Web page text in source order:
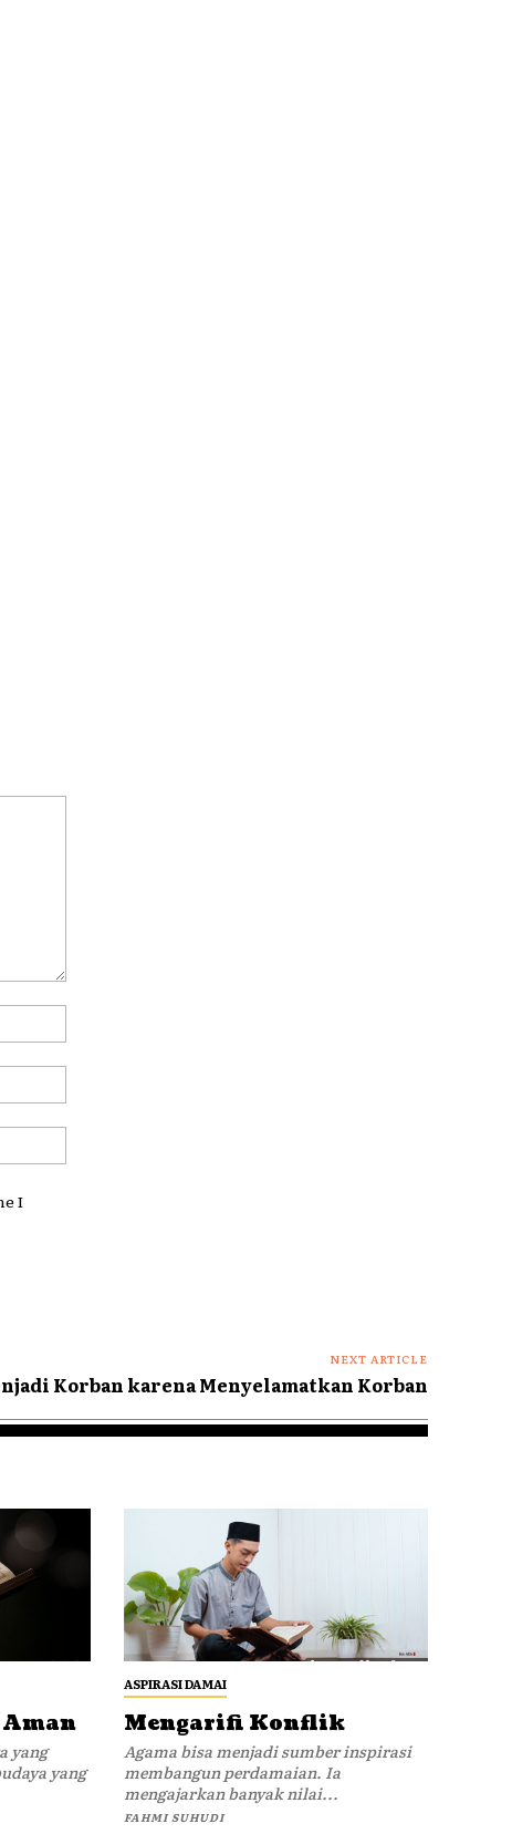
I
NEXT ARTICLE
Korban karena Menyelamatkan Korban
Aman
yang
yang
ASPIRASI DAMAI
Mengarifi Konflik
Agama bisa menjadi sumber inspirasi
membangun perdamaian. Ia
mengajarkan banyak nilai...
FAHMI SUHUDI